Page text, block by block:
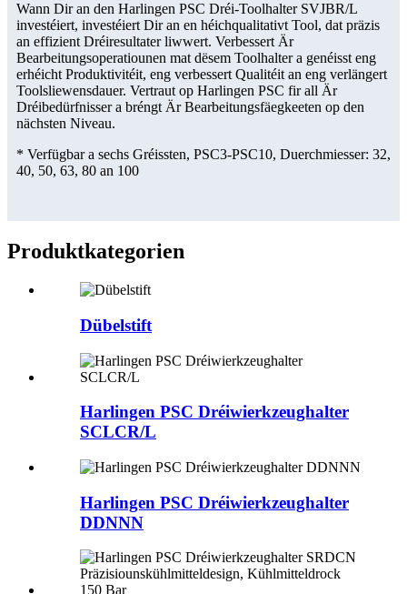
Wann Dir an den Harlingen PSC Dréi-Toolhalter SVJBR/L
investéiert, investéiert Dir an en héichqualitativt Tool, dat präzis
an effizient Dréiresultater liwwert. Verbessert Är
Bearbeitungsoperatiounen mat dësem Toolhalter a genéisst eng
erhéicht Produktivitéit, eng verbessert Qualitéit an eng verlängert
Toolsliewensdauer. Vertraut op Harlingen PSC fir all Är
Dréibedürfnisser a bréngt Är Bearbeitungsfäegkeeten op den
nächsten Niveau.
* Verfügbar a sechs Gréissten, PSC3-PSC10, Duerchmiesser: 32,
40, 50, 63, 80 an 100
Produktkategorien
Dübelstift
Harlingen PSC Dréiwierkzeughalter
SCLCR/L
Harlingen PSC Dréiwierkzeughalter
DDNNN